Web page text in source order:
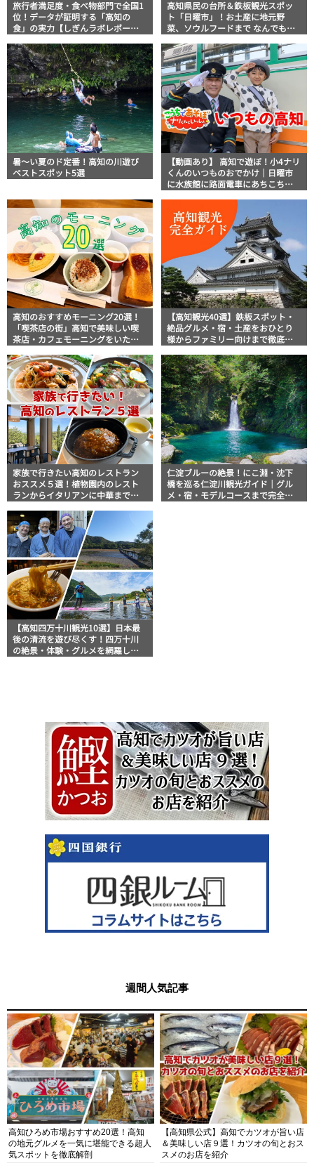
旅行者満足度・食べ物部門で全国1
位！データが証明する「高知の
食」の実力【しぎんラボレポー
高知県民の台所＆鉄板観光スポッ
ト「日曜市」！お土産に地元野
菜、ソウルフードまで なんでもそ
説！
暑～い夏のド定番！高知の川遊び
ベストスポット5選
【動画あり】 高知で遊ぼ！小4ナリ
くんのいつものおでかけ｜日曜市
に水族館に路面電車にあちこち巡
高知のおすすめモーニング20選！
「喫茶店の街」高知で美味しい喫
茶店・カフェモーニングをいただ
【高知観光40選】鉄板スポット・
絶品グルメ・宿・土産をおひとり
様からファミリー向けまで徹底解
家族で行きたい高知のレストラン
おススメ５選！植物園内のレスト
ランからイタリアンに中華まで楽
仁淀ブルーの絶景！にこ淵・沈下
橋を巡る仁淀川観光ガイド｜グル
メ・宿・モデルコースまで完全網
【高知四万十川観光10選】日本最
後の清流を遊び尽くす！四万十川
の絶景・体験・グルメを網羅した
週間人気記事
高知ひろめ市場おすすめ20選！高知
の地元グルメを一気に堪能できる超人
気スポットを徹底解剖
【高知県公式】高知でカツオが旨い店
＆美味しい店９選！カツオの旬とおス
スメのお店を紹介